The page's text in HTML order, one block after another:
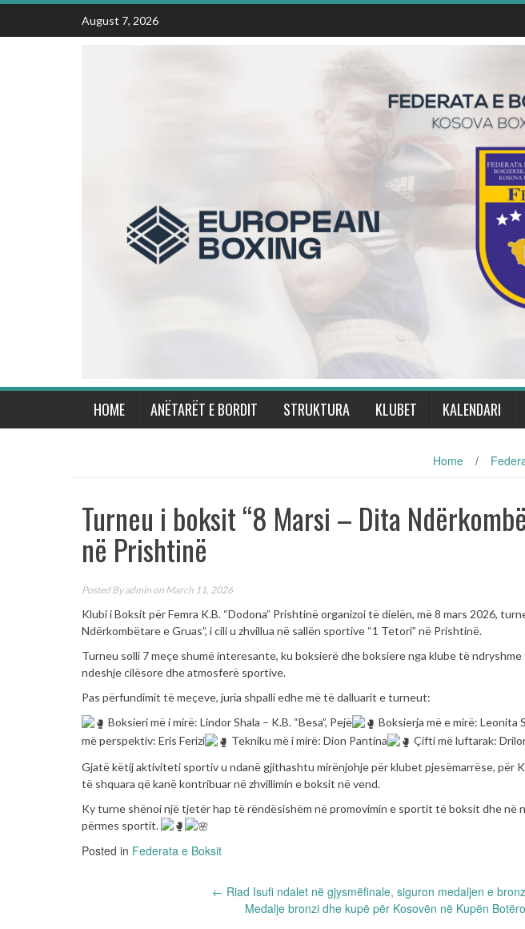
Skip
content
August 7, 2026
HOME ANËTARËT E BORDIT STRUKTURA KLUBET KALENDARI
Home /
Turneu i boksit “8 Marsi – Dita
në Prishtinë
Posted Byadmin on March 11, 2026
Klubi i Boksit për Femra K.B. “Dodona” Prishtinë organizoi të dielën, më 8 mars 2026,
Ndërkombëtare e Gruas”, i cili u zhvillua në sallën sportive “1 Tetori” në Prishtinë.
Turneu solli 7 meçe shumë interesante, ku boksierë dhe boksiere nga klube të
ndeshje cilësore dhe atmosferë sportive.
Pas përfundimit të meçeve, juria shpalli edhe më të dalluarit e turneut:
Boksieri më i mirë: Lindor Shala – K.B. “Besa”, Pejë
Boksierja më e mirë: Leonita
më perspektiv: Eris Ferizi
Tekniku më i mirë: Dion Pantina
Çifti më luftarak:
Gjatë këtij aktiviteti sportiv u ndanë gjithashtu mirënjohje për klubet pjesëmarrëse, për
të shquara që kanë kontribuar në zhvillimin e boksit në vend.
Ky turne shënoi një tjetër hap të rëndësishëm në promovimin e sportit të boksit dhe në
përmes sportit.
Posted in Federata e Boksit
← Riad Isufi ndalet në gjysmëfinale, siguron medaljen e
Medalje bronzi dhe kupë për Kosovën në Kupën